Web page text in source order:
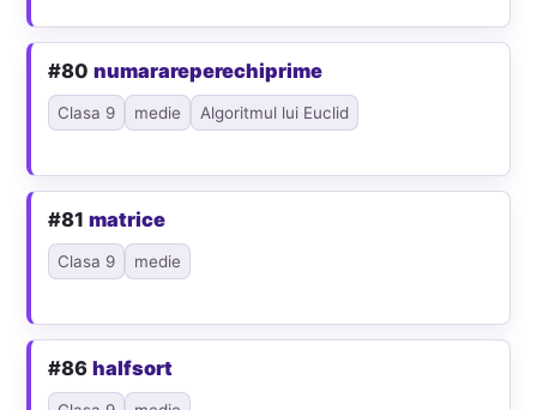
#80numarareperechiprime
Clasa 9 medie Algoritmul lui Euclid
#81matrice
Clasa 9 medie
#86halfsort